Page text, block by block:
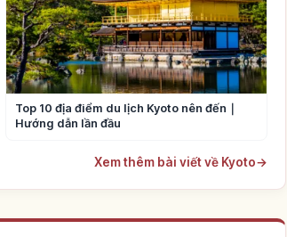
Top 10 địa điểm du lịch Kyoto nên đến｜
Hướng dẫn lần đầu
Xem thêm bài viết về Kyoto→